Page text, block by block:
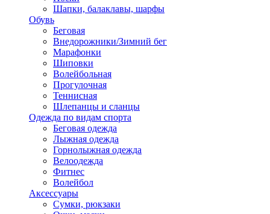
Шапки, балаклавы, шарфы
Обувь
Беговая
Внедорожники/Зимний бег
Марафонки
Шиповки
Волейбольная
Прогулочная
Теннисная
Шлепанцы и сланцы
Одежда по видам спорта
Беговая одежда
Лыжная одежда
Горнолыжная одежда
Велоодежда
Фитнес
Волейбол
Аксессуары
Сумки, рюкзаки